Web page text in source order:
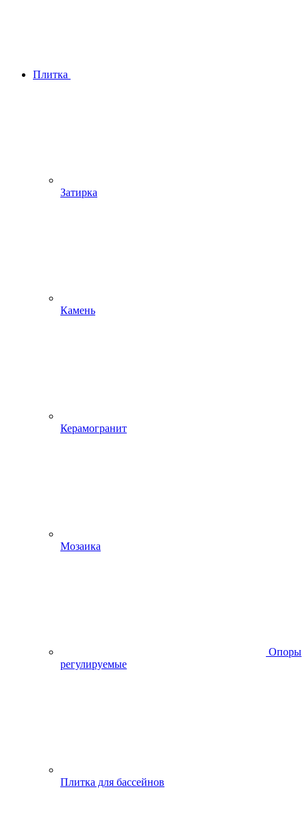
Плитка
Затирка
Камень
Керамогранит
Мозаика
Опоры
регулируемые
Плитка для бассейнов